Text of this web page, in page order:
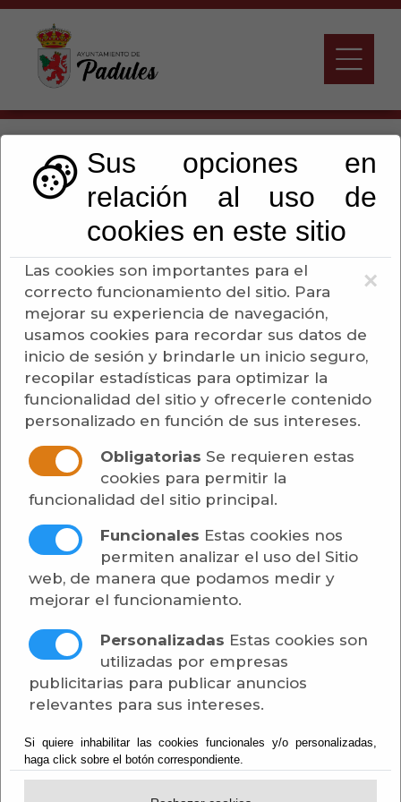
×
Sus opciones en
relación al uso de
cookies en este sitio
Las cookies son importantes para el
correcto funcionamiento del sitio. Para
mejorar su experiencia de navegación,
usamos cookies para recordar sus datos de
inicio de sesión y brindarle un inicio seguro,
recopilar estadísticas para optimizar la
funcionalidad del sitio y ofrecerle contenido
personalizado en función de sus intereses.
Obligatorias Se requieren estas
cookies para permitir la
funcionalidad del sitio principal.
Funcionales Estas cookies nos
permiten analizar el uso del Sitio
web, de manera que podamos medir y
mejorar el funcionamiento.
Personalizadas Estas cookies son
utilizadas por empresas
publicitarias para publicar anuncios
relevantes para sus intereses.
Si quiere inhabilitar las cookies funcionales y/o personalizadas,
haga click sobre el botón correspondiente.
Que Hacer Cuando. Me
Jubilo
Lo primero que hay que hacer para solicitar la
pensión por jubilación es acudir al Centro de
información y atención de la Seguridad Social
(CAISS) que corresponda por domicilio. En
Almería los Centros de Atención e Información
vienen indicados en la web de laSeguridad
presencialmente al centro de atención e
información (CAISS), junto con la
documentación necesaria. Una vez reconocido
el derecho a recibir la pensión de jubilación,
usted, como interesado, recibirá una carta de
confirmación por correo ordinario. Todos los
documentos deben ser presentados en el
original, acompañados de copia para su
compulsa, o en fotocopia ya compulsada.
- Documento acreditativo de las personas
que figuren en la solicitud: DNI, tarjeta de
residencia, pasaporte, y documentación
acreditativa de la representación legal, si
fuera el caso.